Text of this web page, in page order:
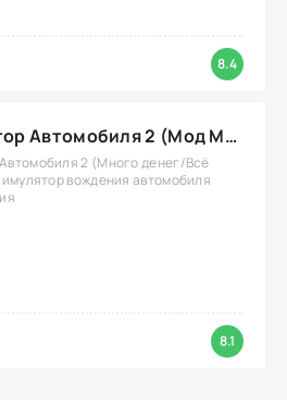
8.4
Симулятор Автомобиля 2 (Мод Много денег/Всё открыто)
2 (Много денег/Всё
вождения автомобиля
8.1